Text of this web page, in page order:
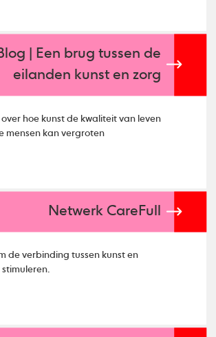
| Een brug tussen de
eilanden kunst en zorg
hoe kunst de kwaliteit van leven
mensen kan vergroten
Netwerk CareFull
de verbinding tussen kunst en